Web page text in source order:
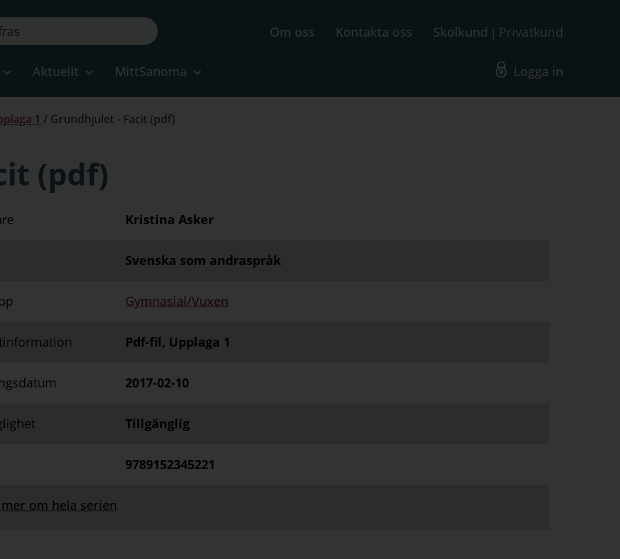
Om oss Kontakta oss Skolkund Privatkund
Aktuellt MittSanoma Logga in
1 / Grundhjulet - Facit (pdf)
(pdf)
Kristina Asker
Svenska som andraspråk
Gymnasial/Vuxen
Pdf-fil, Upplaga 1
2017-02-10
Tillgänglig
9789152345221
mer om hela serien